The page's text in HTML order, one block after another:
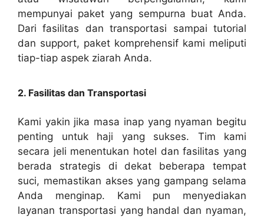
mempunyai paket yang sempurna buat Anda.
Dari fasilitas dan transportasi sampai tutorial
dan support, paket komprehensif kami meliputi
tiap-tiap aspek ziarah Anda.
2. Fasilitas dan Transportasi
Kami yakin jika masa inap yang nyaman begitu
penting untuk haji yang sukses. Tim kami
secara jeli menentukan hotel dan fasilitas yang
berada strategis di dekat beberapa tempat
suci, memastikan akses yang gampang selama
Anda menginap. Kami pun menyediakan
layanan transportasi yang handal dan nyaman,